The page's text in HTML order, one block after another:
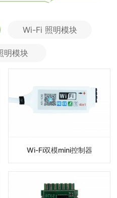
Wi-Fi 照明模块
明模块
Wi-Fi双模mini控制器